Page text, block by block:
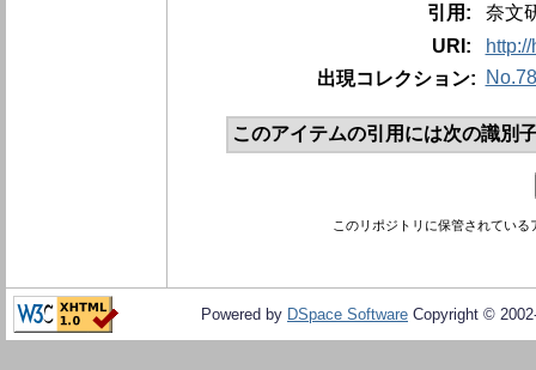
引用:
奈文
URI:
出現コレクション:
No.78
このアイテムの引用には次の識別
このリポジトリに保管されてい
Powered by DSpace Software Copyright ©